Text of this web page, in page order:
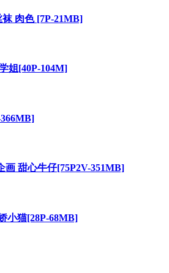
肉色 [7P-21MB]
姐[40P-104M]
画 甜心牛仔[75P2V-351MB]
小猫[28P-68MB]